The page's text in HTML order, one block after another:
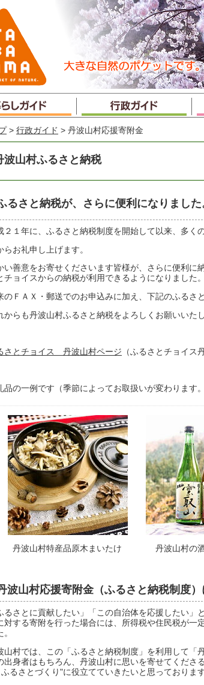
> 行政ガイド > 丹波山村応援寄附金
波山村ふるさと納税
るさと納税が、さらに便利になりました
２１年に、ふるさと納税制度を開始して以来、多く
らお礼申し上げます。
い善意をお寄せくださいます皆様が、さらに便利に
チョイスからの納税が利用できるようになりました。
のＦＡＸ・郵送でのお申込みに加え、下記のふるさ
からも丹波山村ふるさと納税をよろしくお願いいたし
さとチョイス 丹波山村ページ （ふるさとチョイス
品の一例です（季節によってお取扱いが変わりま
波山村特産品原木まいたけ 丹波山村
波山村応援寄附金（ふるさと納税制度
るさとに貢献したい」「この自治体を応援したい」
対する寄附を行った場合には、所得税や住民税が一
。
山村では、この「ふるさと納税制度」を利用して「
出身者はもちろん、丹波山村に思いを寄せてくださ
るさとづくり"に役立てていきたいと思っております